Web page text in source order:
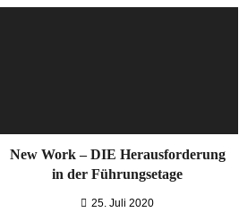
New Work – DIE Herausforderung
in der Führungsetage
25. Juli 2020